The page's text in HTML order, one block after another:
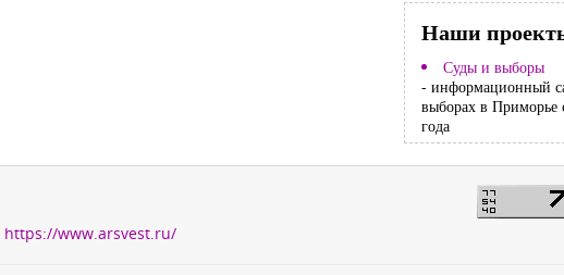
Наши
Суды и выборы
- информационный
выборах в Приморье
года
https://www.arsvest.ru/